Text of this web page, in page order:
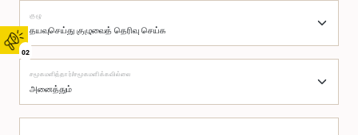
02
குழு
சமூகமளித்தார்/சமூகமளிக்கவில்லை